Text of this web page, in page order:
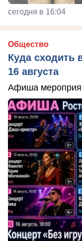
сегодня в 16:04
Общество
Куда сходить
16 августа
Афиша